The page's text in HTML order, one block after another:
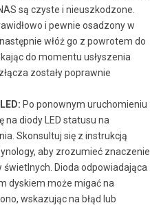
są czyste i nieuszkodzone.
i pewnie osadzony w
włóż go z powrotem do
do momentu usłyszenia
zostały poprawnie
Po ponownym uruchomieniu
na diody LED statusu na
Skonsultuj się z instrukcją
aby zrozumieć znaczenie
świetlnych. Dioda odpowiadająca
dyskiem może migać na
wskazując na błąd lub